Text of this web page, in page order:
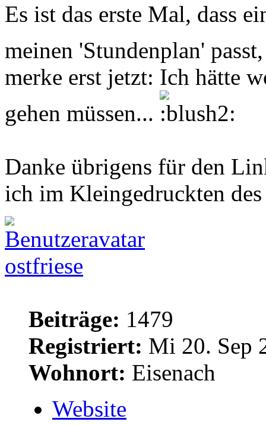
Es ist das erste Mal, dass
meinen 'Stundenplan'
merke erst jetzt: Ich hätte
gehen müssen...
Danke übrigens für den
ich im Kleingedruckten
ostfriese
Beiträge: 1479
Registriert: Mi 20. Sep
Wohnort: Eisenach
Website